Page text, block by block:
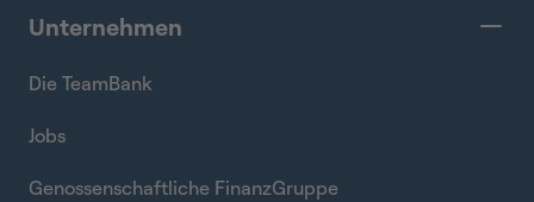
Unternehmen
Die TeamBank
Jobs
Genossenschaftliche FinanzGruppe